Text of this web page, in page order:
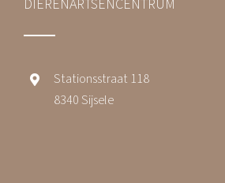
DIERENARTSENCENTRUM
Stationsstraat 118
8340 Sijsele